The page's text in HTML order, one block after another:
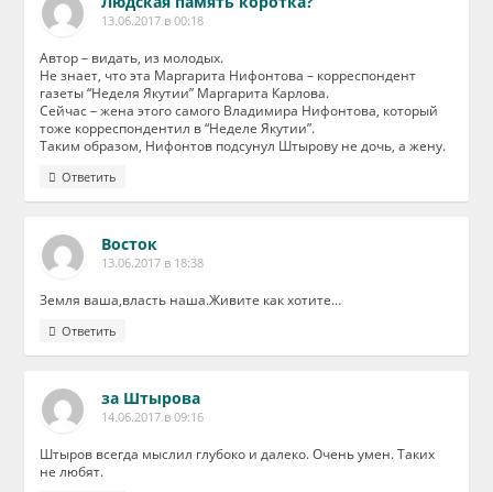
13.06.2017 в 00:18
Автор – видать, из молодых.
Не знает, что эта Маргарита Нифонтова – корреспондент
газеты “Неделя Якутии” Маргарита Карлова.
Сейчас – жена этого самого Владимира Нифонтова, который
тоже корреспондентил в “Неделе Якутии”.
Таким образом, Нифонтов подсунул Штырову не дочь, а жену.
Ответить
Восток
13.06.2017 в 18:38
Земля ваша,власть наша.Живите как хотите…
Ответить
за Штырова
14.06.2017 в 09:16
Штыров всегда мыслил глубоко и далеко. Очень умен. Таких
не любят.